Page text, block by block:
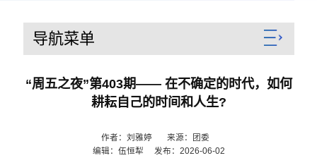
导航菜单
“周五之夜”第403期—— 在不确定的时代，如何
耕耘自己的时间和人生?
作者：刘雅婷 来源：团委
编辑：伍恒犁 发布：2026-06-02